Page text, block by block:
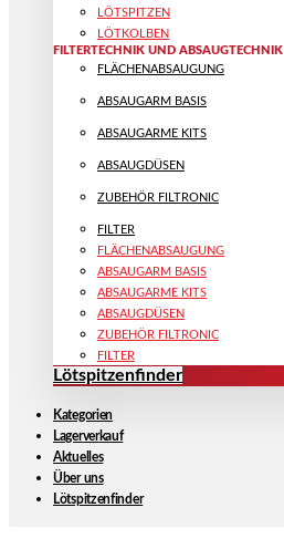
LÖTSPITZEN
LÖTKOLBEN
FILTERTECHNIK UND ABSAUGTECHNIK
FLÄCHENABSAUGUNG
ABSAUGARM BASIS
ABSAUGARME KITS
ABSAUGDÜSEN
ZUBEHÖR FILTRONIC
FILTER
FLÄCHENABSAUGUNG
ABSAUGARM BASIS
ABSAUGARME KITS
ABSAUGDÜSEN
ZUBEHÖR FILTRONIC
FILTER
Lötspitzenfinder
Kategorien
Lagerverkauf
Aktuelles
Über uns
Lötspitzenfinder